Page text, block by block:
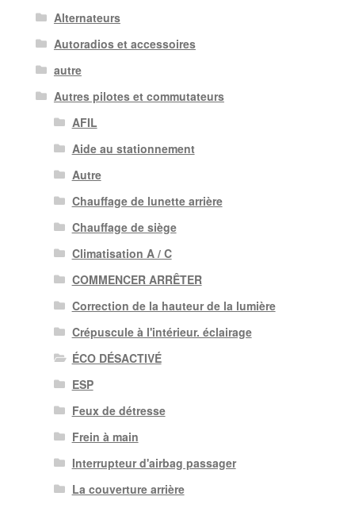
Alternateurs
Autoradios et accessoires
autre
Autres pilotes et commutateurs
AFIL
Aide au stationnement
Autre
Chauffage de lunette arrière
Chauffage de siège
Climatisation A / C
COMMENCER ARRÊTER
Correction de la hauteur de la lumière
Crépuscule à l'intérieur. éclairage
ÉCO DÉSACTIVÉ
ESP
Feux de détresse
Frein à main
Interrupteur d'airbag passager
La couverture arrière